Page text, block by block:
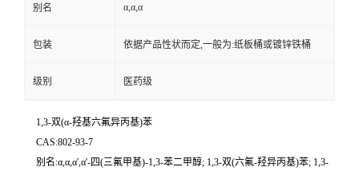
别名 α,α,α
包装 依据产品性状而定,一般为:纸板桶或镀锌铁桶
级别 医药级
1,3-双(α-羟基六氟异丙基)苯
CAS:802-93-7
别名:α,α,α',α'-四(三氟甲基)-1,3-苯二甲醇; 1,3-双(六氟-羟异丙基)苯; 1,3-